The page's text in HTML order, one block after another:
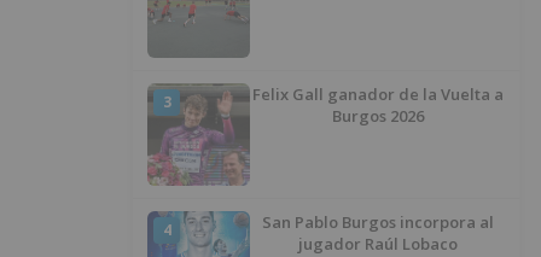
3
Felix Gall ganador de la Vuelta a
Burgos 2026
4
San Pablo Burgos incorpora al
jugador Raúl Lobaco